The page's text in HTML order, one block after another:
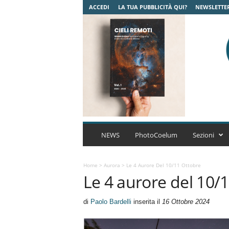
ACCEDI LA TUA PUBBLICITÀ QUI?
C
u
A
r
NEWS PhotoCoelum Sezioni
Home > Aurora > Le 4 Aurore Del 10/11 Ottobre
Le 4 aurore del 10/
di Paolo Bardelli inserita il 16 Ottobre 2024